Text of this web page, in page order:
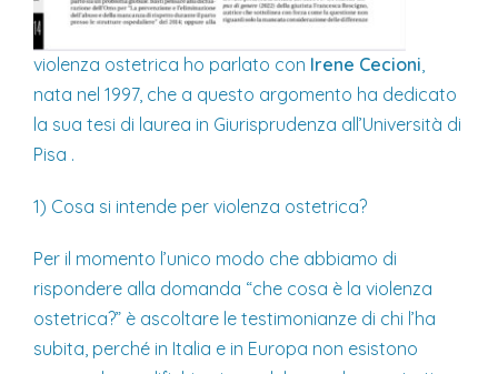
violenza ostetrica ho parlato con Irene Cecioni,
nata nel 1997, che a questo argomento ha dedicato
la sua tesi di laurea in Giurisprudenza all’Università di
Pisa .
1) Cosa si intende per violenza ostetrica?
Per il momento l’unico modo che abbiamo di
rispondere alla domanda “che cosa è la violenza
ostetrica?” è ascoltare le testimonianze di chi l’ha
subita, perché in Italia e in Europa non esistono